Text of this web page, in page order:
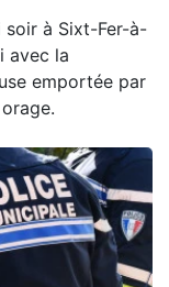
soir à Sixt-Fer-à-
avec la
emportée par